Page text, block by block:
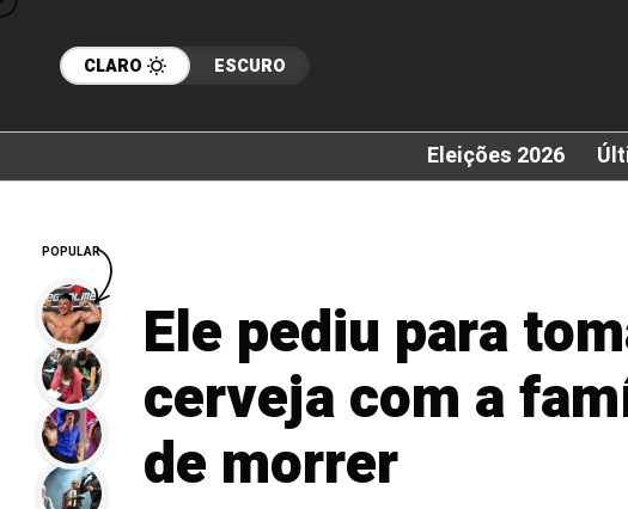
CLARO ESCURO
Eleições 2026
Ele pediu para
cerveja com a
de morrer
POPULAR